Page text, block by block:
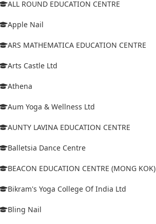
ALL ROUND EDUCATION CENTRE
Apple Nail
ARS MATHEMATICA EDUCATION CENTRE
Arts Castle Ltd
Athena
Aum Yoga & Wellness Ltd
AUNTY LAVINA EDUCATION CENTRE
Balletsia Dance Centre
BEACON EDUCATION CENTRE (MONG KOK)
Bikram's Yoga College Of India Ltd
Bling Nail